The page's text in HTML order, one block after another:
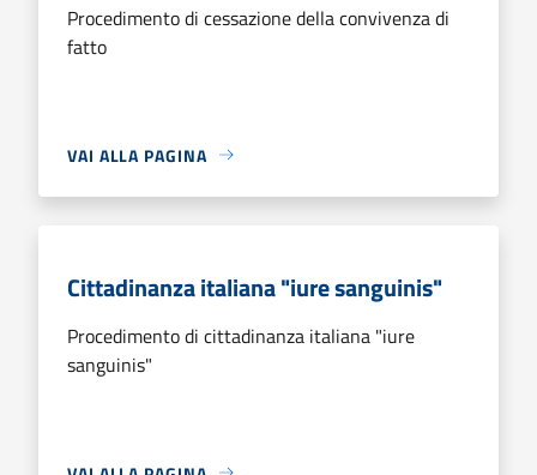
Procedimento di cessazione della convivenza di
fatto
VAI ALLA PAGINA
Cittadinanza italiana "iure sanguinis"
Procedimento di cittadinanza italiana "iure
sanguinis"